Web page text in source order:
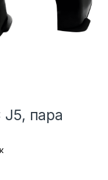
J5, пара